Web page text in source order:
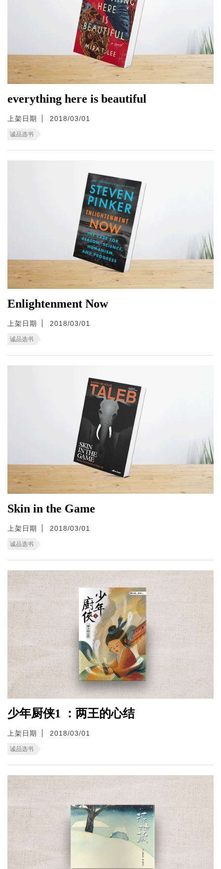
everything here is beautiful
上架日期 2018/03/01
诚品选书
Enlightenment Now
上架日期 2018/03/01
诚品选书
Skin in the Game
上架日期 2018/03/01
诚品选书
少年厨侠1 ：两王的心结
上架日期 2018/03/01
诚品选书